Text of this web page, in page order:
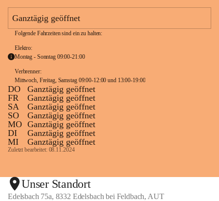
m
Ganztägig geöffnet
Folgende Fahrzeiten sind ein zu halten:
Elektro:
Montag - Sonntag 09:00-21:00
Verbrenner:
Mittwoch, Freitag, Samstag 09:00-12:00 und 13:00-19:00
DO
Ganztägig geöffnet
FR
Ganztägig geöffnet
SA
Ganztägig geöffnet
SO
Ganztägig geöffnet
MO Ganztägig geöffnet
DI
Ganztägig geöffnet
MI
Ganztägig geöffnet
Zuletzt bearbeitet: 08.11.2024
Unser Standort
Edelsbach 75a, 8332 Edelsbach bei Feldbach, AUT